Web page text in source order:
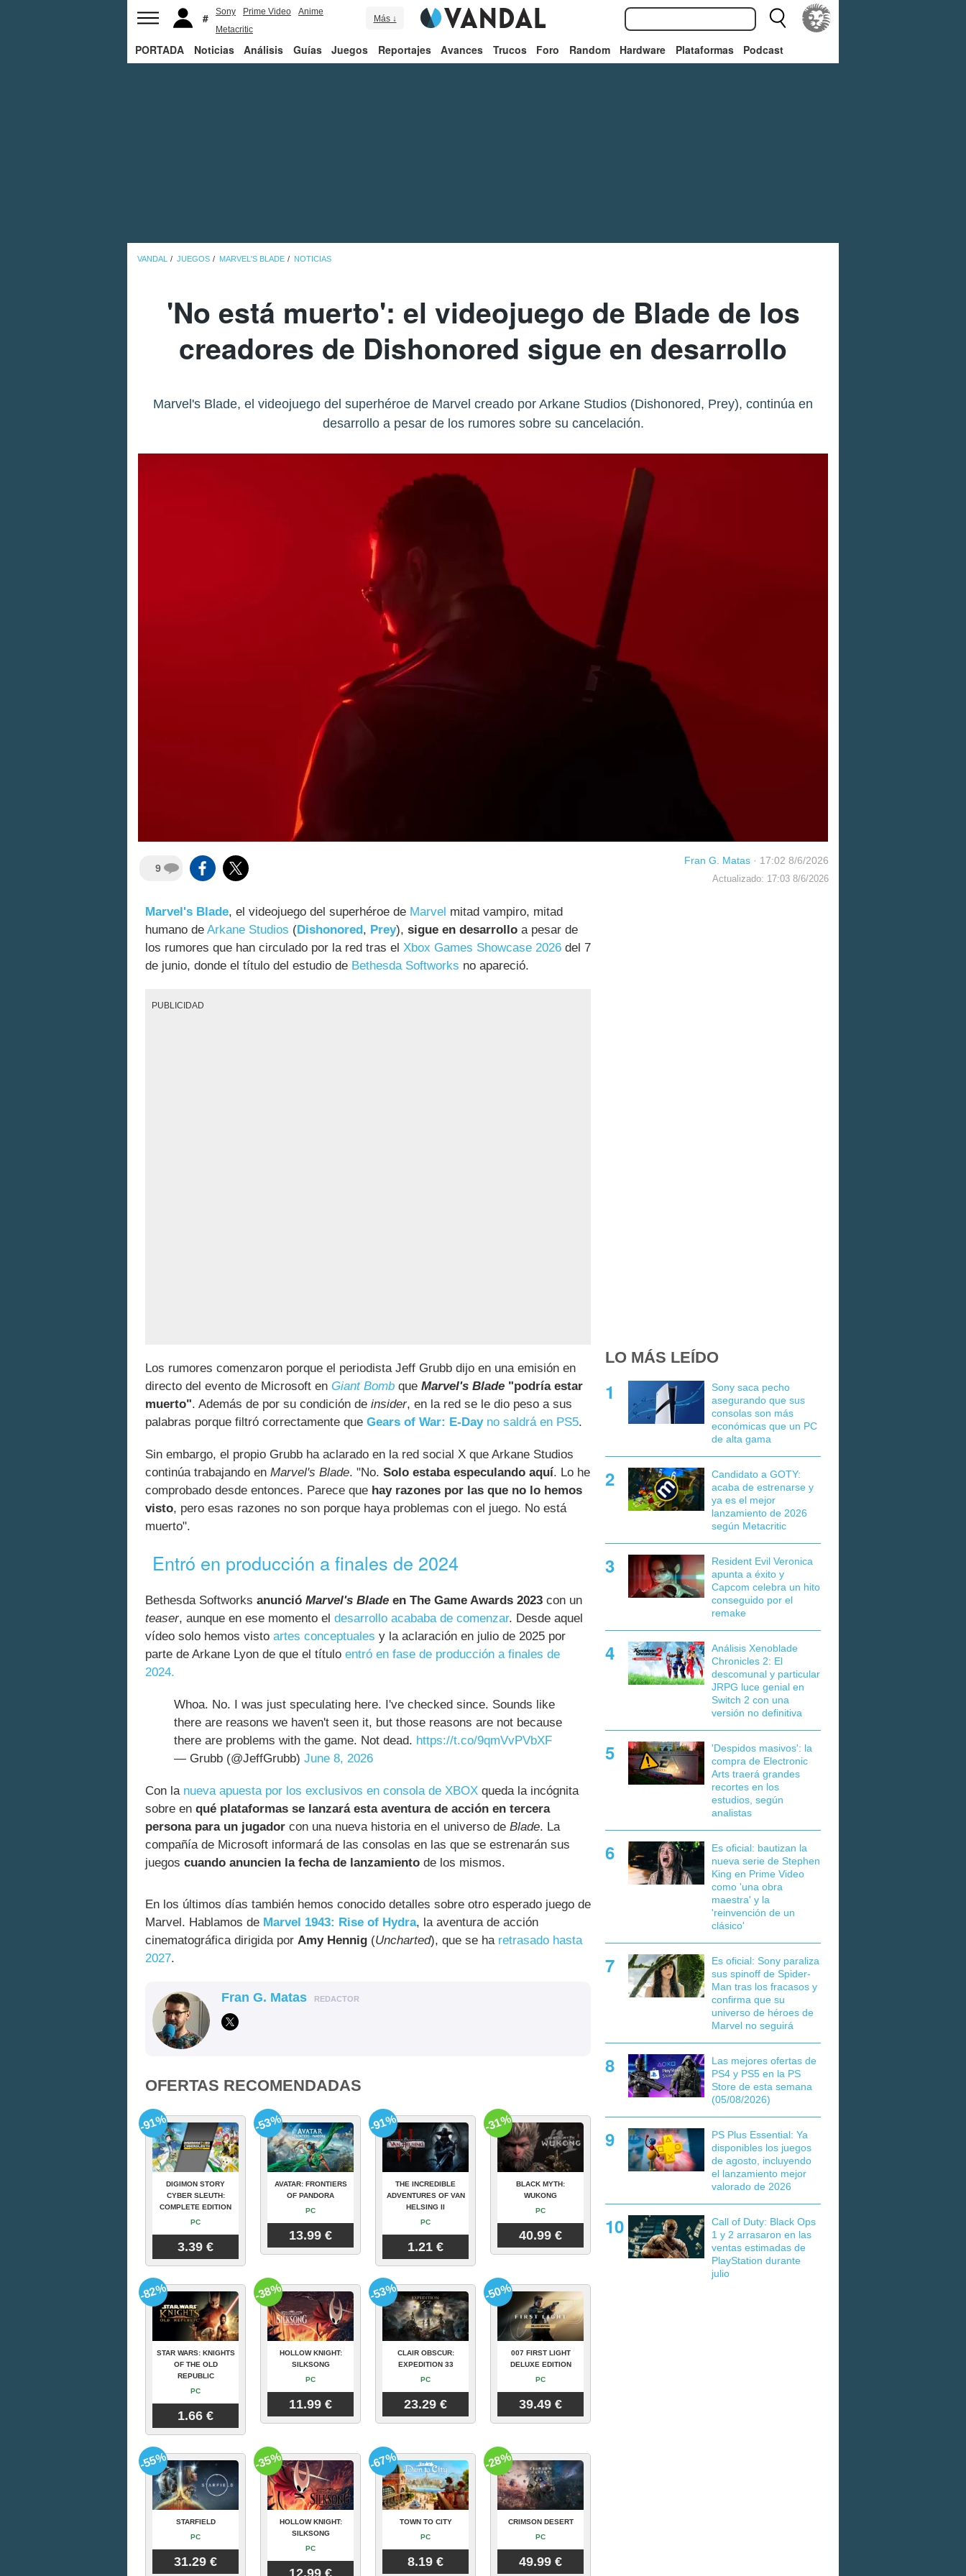
Sony Prime Video
Anime
Metacritic
Más ↓
PORTADA Noticias Análisis Guías Juegos Reportajes Avances Trucos Foro Random Hardware Plataformas Podcast
VANDAL JUEGOS MARVEL'S BLADE NOTICIAS
'No está muerto': el videojuego de Blade de los
creadores de Dishonored sigue en desarrollo
Marvel's Blade, el videojuego del superhéroe de Marvel creado por Arkane Studios (Dishonored, Prey), continúa en
desarrollo a pesar de los rumores sobre su cancelación.
9
Fran G. Matas · 17:02 8/6/2026
Actualizado: 17:03 8/6/2026
Marvel's Blade, el videojuego del superhéroe de Marvel mitad vampiro, mitad
humano de Arkane Studios (Dishonored , Prey), sigue en desarrollo a pesar de
los rumores que han circulado por la red tras el Xbox Games Showcase 2026 del 7
de junio, donde el título del estudio de Bethesda Softworks no apareció.
PUBLICIDAD
Los rumores comenzaron porque el periodista Jeff Grubb dijo en una emisión en
directo del evento de Microsoft en Giant Bomb que Marvel's Blade "podría estar
muerto". Además de por su condición de insider, en la red se le dio peso a sus
palabras porque filtró correctamente que Gears of War: E-Day no saldrá en PS5.
Sin embargo, el propio Grubb ha aclarado en la red social X que Arkane Studios
continúa trabajando en Marvel's Blade. "No. Solo estaba especulando aquí. Lo he
comprobado desde entonces. Parece que hay razones por las que no lo hemos
visto, pero esas razones no son porque haya problemas con el juego. No está
muerto".
Entró en producción a finales de 2024
Bethesda Softworks anunció Marvel's Blade en The Game Awards 2023 con un
teaser, aunque en ese momento el desarrollo acababa de comenzar. Desde aquel
vídeo solo hemos visto artes conceptuales y la aclaración en julio de 2025 por
parte de Arkane Lyon de que el título entró en fase de producción a finales de
2024.
Whoa. No. I was just speculating here. I've checked since. Sounds like
there are reasons we haven't seen it, but those reasons are not because
there are problems with the game. Not dead. https://t.co/9qmVvPVbXF
— Grubb (@JeffGrubb) June 8, 2026
Con la nueva apuesta por los exclusivos en consola de XBOX queda la incógnita
sobre en qué plataformas se lanzará esta aventura de acción en tercera
persona para un jugador con una nueva historia en el universo de Blade. La
compañía de Microsoft informará de las consolas en las que se estrenarán sus
juegos cuando anuncien la fecha de lanzamiento de los mismos.
En los últimos días también hemos conocido detalles sobre otro esperado juego de
Marvel. Hablamos de Marvel 1943: Rise of Hydra, la aventura de acción
cinematográfica dirigida por Amy Hennig (Uncharted), que se ha retrasado hasta
2027.
Fran G. Matas REDACTOR
OFERTAS RECOMENDADAS
DIGIMON STORY
CYBER SLEUTH:
COMPLETE EDITION
PC
3.39 €
-91%
AVATAR: FRONTIERS
OF PANDORA
PC
13.99 €
-53%
THE INCREDIBLE
ADVENTURES OF VAN
HELSING II
PC
1.21 €
-91%
BLACK MYTH:
WUKONG
PC
40.99 €
-31%
STAR WARS: KNIGHTS
OF THE OLD
REPUBLIC
PC
1.66 €
-82%
HOLLOW KNIGHT:
SILKSONG
PC
11.99 €
-38%
CLAIR OBSCUR:
EXPEDITION 33
PC
23.29 €
-53%
007 FIRST LIGHT
DELUXE EDITION
PC
39.49 €
-50%
STARFIELD
PC
31.29 €
-55%
HOLLOW KNIGHT:
SILKSONG
PC
-35%
TOWN TO CITY
PC
8.19 €
-67%
CRIMSON DESERT
PC
49.99 €
-28%
LO MÁS LEÍDO
Sony saca pecho
asegurando que sus
consolas son más
económicas que un PC
de alta gama
Candidato a GOTY:
acaba de estrenarse y
ya es el mejor
lanzamiento de 2026
según Metacritic
Resident Evil Veronica
apunta a éxito y
Capcom celebra un hito
conseguido por el
remake
Análisis Xenoblade
Chronicles 2: El
descomunal y particular
JRPG luce genial en
Switch 2 con una
versión no definitiva
'Despidos masivos': la
compra de Electronic
Arts traerá grandes
recortes en los
estudios, según
analistas
Es oficial: bautizan la
nueva serie de Stephen
King en Prime Video
como 'una obra
maestra' y la
'reinvención de un
clásico'
Es oficial: Sony paraliza
sus spinoff de Spider-
Man tras los fracasos y
confirma que su
universo de héroes de
Marvel no seguirá
Las mejores ofertas de
PS4 y PS5 en la PS
Store de esta semana
(05/08/2026)
PS Plus Essential: Ya
disponibles los juegos
de agosto, incluyendo
el lanzamiento mejor
valorado de 2026
Call of Duty: Black Ops
1 y 2 arrasaron en las
ventas estimadas de
PlayStation durante
julio